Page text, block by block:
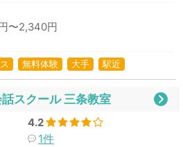
〜2,340円
無料体験 大手 駅近
スクール 三条教室
4.2
1件